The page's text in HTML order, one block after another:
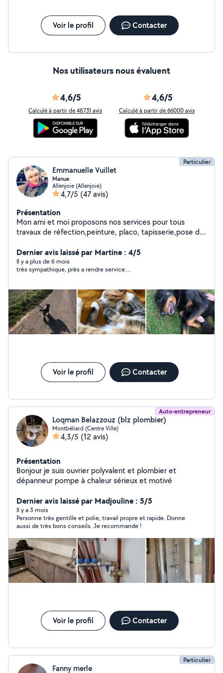
Voir le profil Contacter
Nos utilisateurs nous évaluent
4,6/5
Calculé à partir de 48731 avis
4,6/5
Calculé à partir de 66000 avis
Particulier
Emmanuelle Vuillet
Manue
Allenjoie (Allenjoie)
4,7/5 (47 avis)
Présentation
Mon ami et moi proposons nos services pour tous
travaux de réfection,peinture, placo, tapisserie,pose de
que l'entretien extérieurs,tonte de pelouse,taille de
haies etc..Service à la personne ménage course. Nous
nous ferons également le plaisir de garder vos animaux
Dernier avis laissé par Martine : 4/5
Il y a plus de 6 mois
très sympathique, près a rendre service....
Voir le profil Contacter
Auto-entrepreneur
Loqman Belazzouz (blz plombier)
Montbéliard (Centre Ville)
4,3/5 (12 avis)
Présentation
Bonjour je suis ouvrier polyvalent et plombier et
dépanneur pompe à chaleur sérieux et motivé
Dernier avis laissé par Madjouline : 5/5
Il y a 3 mois
Personne très gentille et polie, travail propre et rapide. Donne
aussi de très bons conseils. Je recommande !
Voir le profil Contacter
Particulier
Fanny merle